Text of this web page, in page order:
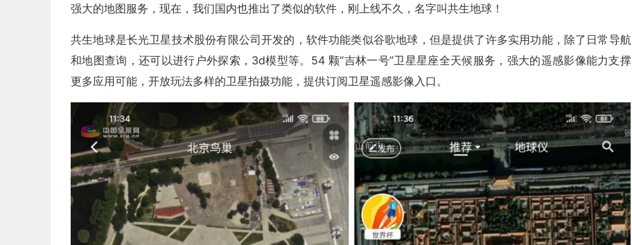
强大的地图服务，现在，我们国内也推出了类似的软件，刚上线不久，名字叫共生地球！
共生地球是长光卫星技术股份有限公司开发的，软件功能类似谷歌地球，但是提供了许多实用功能，除了日常导航
和地图查询，还可以进行户外探索，3d模型等。54 颗“吉林一号”卫星星座全天候服务，强大的遥感影像能力支撑
更多应用可能，开放玩法多样的卫星拍摄功能，提供订阅卫星遥感影像入口。